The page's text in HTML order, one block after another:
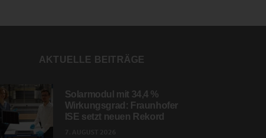
AKTUELLE BEITRÄGE
Solarmodul mit 34,4 %
Wirkungsgrad: Fraunhofer
ISE setzt neuen Rekord